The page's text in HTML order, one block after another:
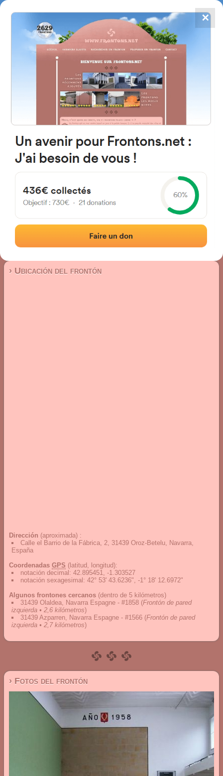
FRONTONS.NET
BUSCAR UN FRONTÓN
AÑADIR UN FRONTÓN
4784
frontones
31439 Oroz-Betelu, Navarra
Calle el Barrio de la Fábrica 2 España
Frontón de pared izquierda
Localización|Fotos|Comentarios y reseñas
› Ubicación del frontón
Dirección (aproximada) :
Calle el Barrio de la Fábrica, 2, 31439 Oroz-Betelu, Navarra,
España
Coordenadas GPS (latitud, longitud):
notación decimal : 42.895451, -1.303527
notación sexagesimal : 42° 53' 43.6236", -1° 18' 12.6972"
Algunos frontones cercanos (dentro de 5 kilómetros)
31439 Olaldea, Navarra Espagne - #1858 (Frontón de pared
izquierda • 2,6 kilómetros)
31439 Azparren, Navarra Espagne - #1566 (Frontón de pared
izquierda • 2,7 kilómetros)
› Fotos del frontón
✕